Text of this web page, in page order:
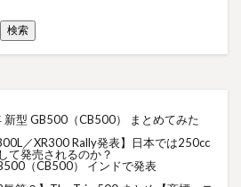
検索
新型 GB500（CB500） まとめてみた
／XR300 Rally発表】日本では250cc
て発売されるのか？
（CB500） インドで発表